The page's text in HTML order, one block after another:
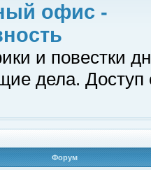
офис -
и повестки
дела.
Форум